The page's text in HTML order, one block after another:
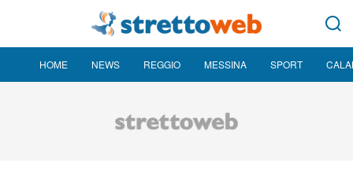
HOME NEWS REGGIO MESSINA SPORT